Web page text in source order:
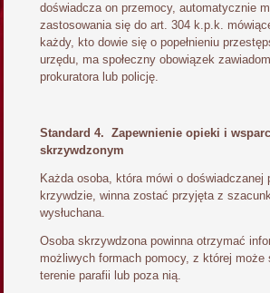
doświadcza on przemocy, automatycznie
zastosowania się do art. 304 k.p.k.
każdy, kto dowie się o popełnieniu
urzędu, ma społeczny obowiązek
prokuratora lub policję.
Standard 4. Zapewnienie opieki i
skrzywdzonym
Każda osoba, która mówi o doświadczanej
krzywdzie, winna zostać przyjęta z
wysłuchana.
Osoba skrzywdzona powinna otrzymać
możliwych formach pomocy, z której może
terenie parafii lub poza nią.